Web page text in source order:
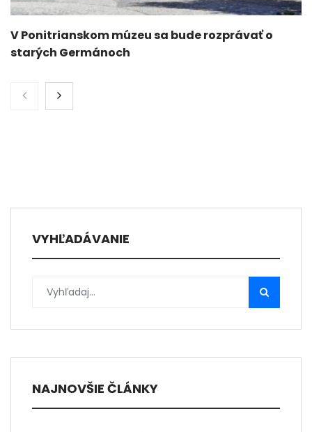
V Ponitrianskom múzeu sa bude rozprávať o
starých Germánoch
VYHĽADÁVANIE
NAJNOVŠIE ČLÁNKY